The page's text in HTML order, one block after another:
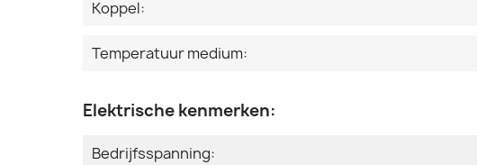
Koppel:
Temperatuur medium:
Elektrische kenmerken:
Bedrijfsspanning: